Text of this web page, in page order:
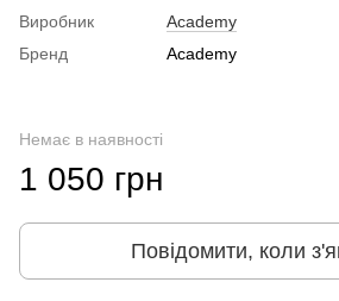
Виробник
Academy
Бренд
Academy
Немає в наявності
1 050 грн
Повідомити, коли